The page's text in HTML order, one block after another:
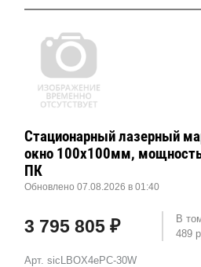
Арт. sicLBOX4ePC-30W
Стационарный лазерный
окно 100х100мм,
ПК
Обновлено 07.08.2026 в 01:40
3 795 805 ₽
В
489